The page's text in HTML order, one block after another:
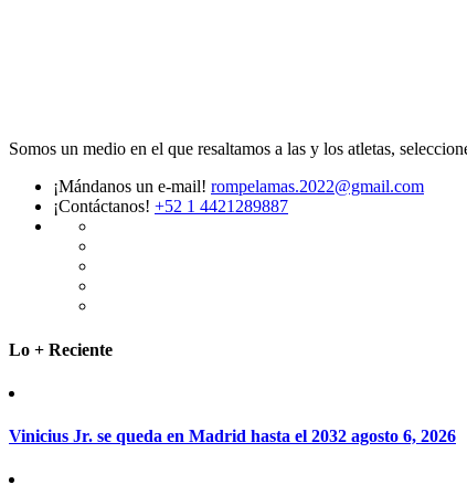
Somos un medio en el que resaltamos a las y los atletas,
¡Mándanos un e-mail! rompelamas.2022@gmail.com
¡Contáctanos! +52 1 4421289887
Lo + Reciente
Vinicius Jr. se queda en Madrid hasta el 2032 agosto 6, 2026